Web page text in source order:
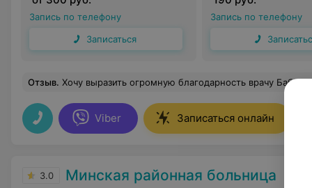
Запись по телефону
Записаться
Запись по телефону
Отзыв. Хочу выразить огромную благодарность врачу Бабину Анатолию Александровичу! Под наркозом удаляла 4 зуба мудрости. С Анатолием Александровичем операция прошла успешно и
Viber Записаться онлайн
3.0 Минская районная больница